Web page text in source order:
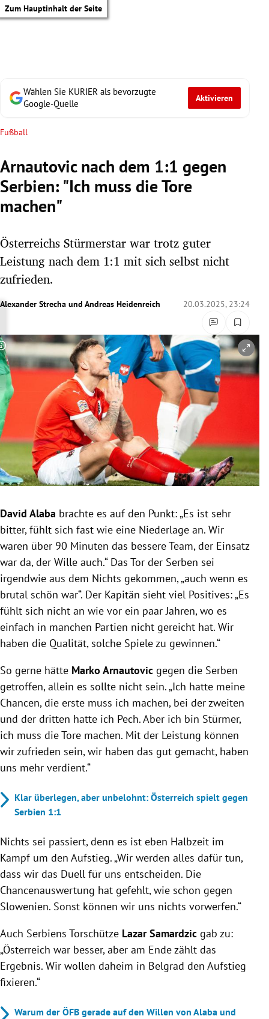
Zum Hauptinhalt der Seite
Untermenü
Untermenü
Untermenü
Untermenü
Untermenü
Untermenü
Untermenü
Untermenü
Untermenü
Wählen Sie KURIER als bevorzugte
Google-Quelle
Aktivieren
Fußball
Arnautovic nach dem 1:1 gegen
Serbien: "Ich muss die Tore
machen"
Österreichs Stürmerstar war trotz guter
Leistung nach dem 1:1 mit sich selbst nicht
zufrieden.
Alexander Strecha und Andreas Heidenreich 20.03.2025, 23:24
Copyright-Hinweis öffnen/schließen
David Alaba brachte es auf den Punkt: „Es ist sehr
bitter, fühlt sich fast wie eine Niederlage an. Wir
waren über 90 Minuten das bessere Team, der Einsatz
war da, der Wille auch.“ Das Tor der Serben sei
irgendwie aus dem Nichts gekommen, „auch wenn es
brutal schön war“. Der Kapitän sieht viel Positives: „Es
fühlt sich nicht an wie vor ein paar Jahren, wo es
einfach in manchen Partien nicht gereicht hat. Wir
haben die Qualität, solche Spiele zu gewinnen.“
So gerne hätte Marko Arnautovic gegen die Serben
getroffen, allein es sollte nicht sein. „Ich hatte meine
Chancen, die erste muss ich machen, bei der zweiten
und der dritten hatte ich Pech. Aber ich bin Stürmer,
ich muss die Tore machen. Mit der Leistung können
wir zufrieden sein, wir haben das gut gemacht, haben
uns mehr verdient.“
Klar überlegen, aber unbelohnt: Österreich spielt gegen
Serbien 1:1
Nichts sei passiert, denn es ist eben Halbzeit im
Kampf um den Aufstieg. „Wir werden alles dafür tun,
dass wir das Duell für uns entscheiden. Die
Chancenauswertung hat gefehlt, wie schon gegen
Slowenien. Sonst können wir uns nichts vorwerfen.“
Auch Serbiens Torschütze Lazar Samardzic gab zu:
„Österreich war besser, aber am Ende zählt das
Ergebnis. Wir wollen daheim in Belgrad den Aufstieg
fixieren.“
Warum der ÖFB gerade auf den Willen von Alaba und